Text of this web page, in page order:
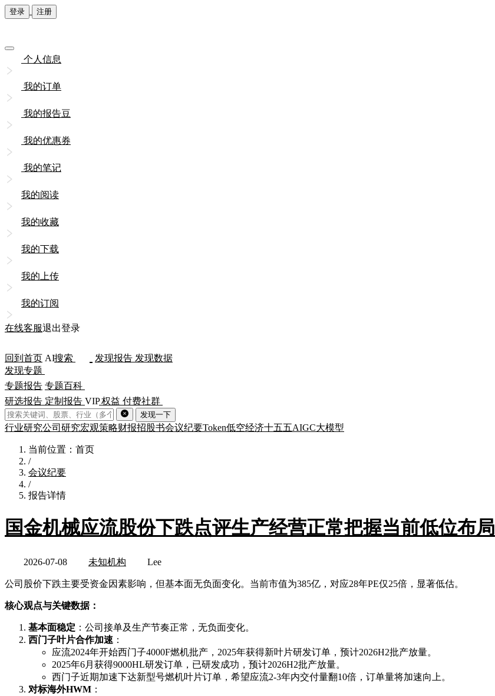
登录 注册
个人信息
我的订单
我的报告豆
我的优惠券
我的笔记
我的阅读
我的收藏
我的下载
我的上传
我的订阅
在线客服退出登录
回到首页 AI搜索 发现报告 发现数据
发现专题
专题报告 专题百科
研选报告 定制报告 VIP权益 付费社群
发现一下
行业研究公司研究宏观策略财报招股书会议纪要Token低空经济十五五AIGC大模型
当前位置：首页
/
会议纪要
/
报告详情
国金机械应流股份下跌点评生产经营正常把握当前低位布局
2026-07-08 未知机构 Lee
公司股价下跌主要受资金因素影响，但基本面无负面变化。当前市值为385亿，对应28年PE仅25倍，显著低估。
核心观点与关键数据：
基本面稳定 ：公司接单及生产节奏正常，无负面变化。
西门子叶片合作加速 ：
应流2024年开始西门子4000F燃机批产，2025年获得新叶片研发订单，预计2026H2批产放量。
2025年6月获得9000HL研发订单，已研发成功，预计2026H2批产放量。
西门子近期加速下达新型号燃机叶片订单，希望应流2-3年内交付量翻10倍，订单量将加速向上。
对标海外HWM ：